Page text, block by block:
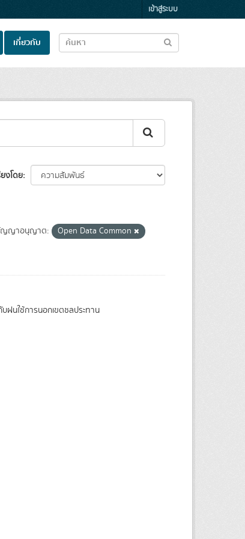
เข้าสู่ระบบ
เกี่ยวกับ
ยงโดย
ญาอนุญาต:
Open Data Common
ฝนใช้การนอกเขตชลประทาน